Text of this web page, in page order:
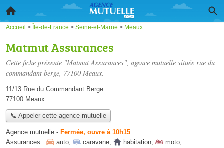
Accueil > Île-de-France > Seine-et-Marne > Meaux
Matmut Assurances
Cette fiche présente "Matmut Assurances", agence mutuelle située rue du
commandant berge, 77100 Meaux.
11/13 Rue du Commandant Berge
77100 Meaux
📞 Appeler cette agence mutuelle
Agence mutuelle - Fermée, ouvre à 10h15
Assurances :
auto, caravane, habitation, moto,